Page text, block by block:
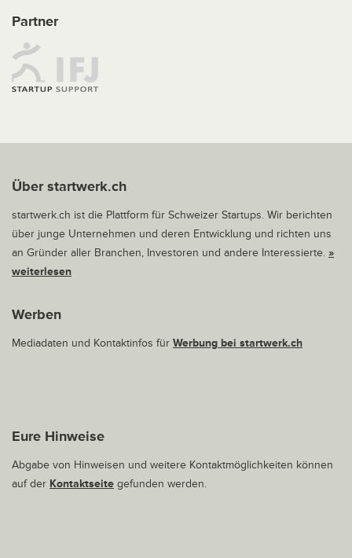
Partner
Über startwerk.ch
startwerk.ch ist die Plattform für Schweizer Startups. Wir berichten
über junge Unternehmen und deren Entwicklung und richten uns
an Gründer aller Branchen, Investoren und andere Interessierte. »
weiterlesen
Werben
Mediadaten und Kontaktinfos für Werbung bei startwerk.ch
Eure Hinweise
Abgabe von Hinweisen und weitere Kontaktmöglichkeiten können
auf der Kontaktseite gefunden werden.